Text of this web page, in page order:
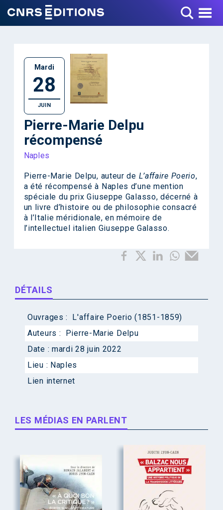
Toggle Menu
Mardi
28
JUIN
Pierre-Marie Delpu
récompensé
Naples
Pierre-Marie Delpu, auteur de L’affaire Poerio,
a été récompensé à Naples d’une mention
spéciale du prix Giuseppe Galasso, décerné à
un livre d’histoire ou de philosophie consacré
à l’Italie méridionale, en mémoire de
l’intellectuel italien Giuseppe Galasso.
DÉTAILS
Ouvrages :
L'affaire Poerio (1851-1859)
Auteurs :
Pierre-Marie Delpu
Date : mardi 28 juin 2022
Lieu : Naples
Lien internet
LES MÉDIAS EN PARLENT